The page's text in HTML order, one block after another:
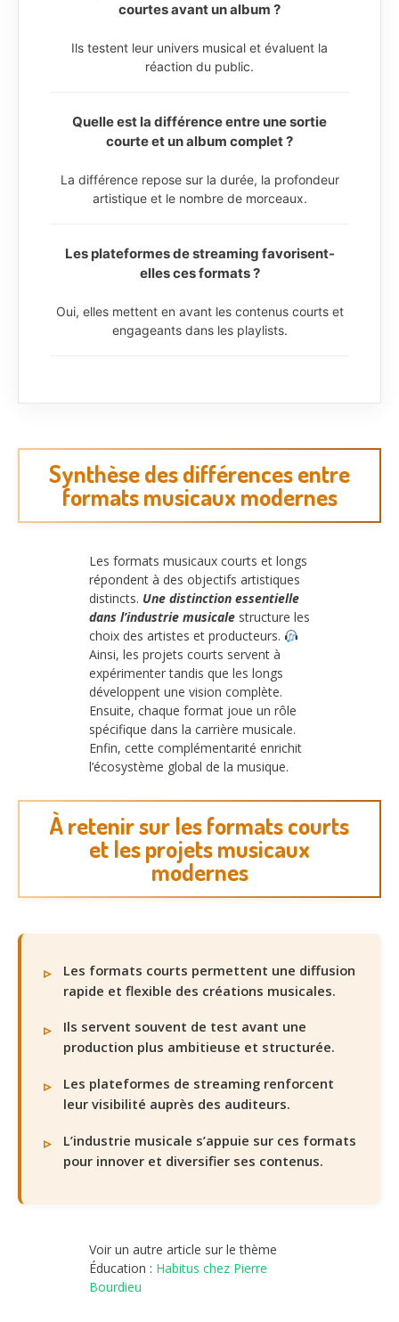
courtes avant un album ?
Ils testent leur univers musical et évaluent la
réaction du public.
Quelle est la différence entre une sortie
courte et un album complet ?
La différence repose sur la durée, la profondeur
artistique et le nombre de morceaux.
Les plateformes de streaming favorisent-
elles ces formats ?
Oui, elles mettent en avant les contenus courts et
engageants dans les playlists.
Synthèse des différences entre
formats musicaux modernes
Les formats musicaux courts et longs
répondent à des objectifs artistiques
distincts. Une distinction essentielle
dans l’industrie musicale structure les
choix des artistes et producteurs.
Ainsi, les projets courts servent à
expérimenter tandis que les longs
développent une vision complète.
Ensuite, chaque format joue un rôle
spécifique dans la carrière musicale.
Enfin, cette complémentarité enrichit
l’écosystème global de la musique.
À retenir sur les formats courts
et les projets musicaux
modernes
Les formats courts permettent une diffusion
rapide et flexible des créations musicales.
Ils servent souvent de test avant une
production plus ambitieuse et structurée.
Les plateformes de streaming renforcent
leur visibilité auprès des auditeurs.
L’industrie musicale s’appuie sur ces formats
pour innover et diversifier ses contenus.
Voir un autre article sur le thème
Éducation : Habitus chez Pierre
Bourdieu